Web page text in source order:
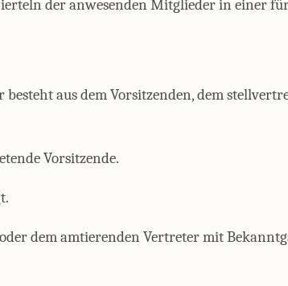
der anwesenden Mitglieder in einer
aus dem Vorsitzenden, dem
Vorsitzende.
dem amtierenden Vertreter mit